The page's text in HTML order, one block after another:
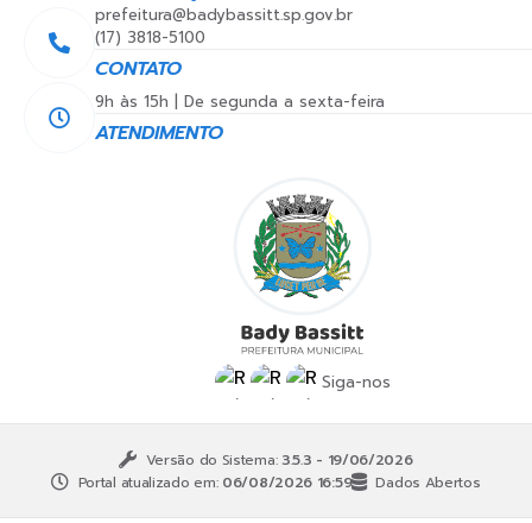
Siga-nos
CONTATO
(17) 3818-5100
prefeitura@badybassitt.sp.gov.br
ATENDIMENTO
9h às 15h | De segunda a sexta-feira
Versão do Sistema: 3.5.3 - 19/06/2026
Portal atualizado em: 06/08/2026 16:59 Dados Abertos